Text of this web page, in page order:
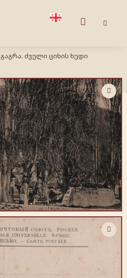
გაგრა. ძველი ციხის ხედი